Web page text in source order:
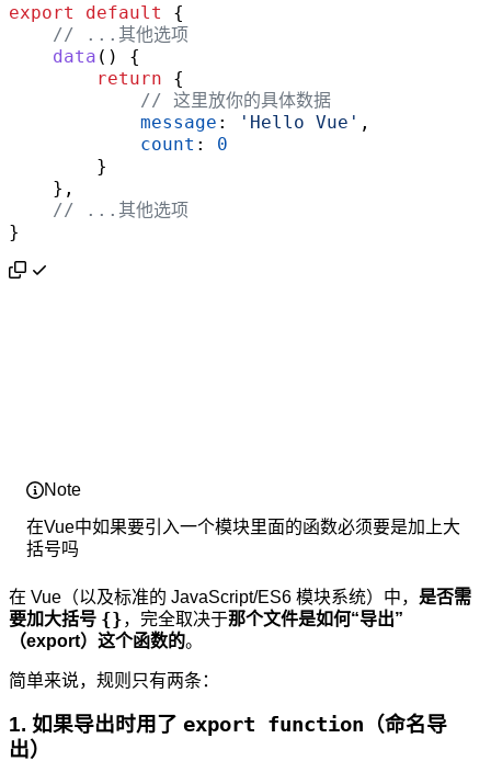
export default
{
// ...其他选项
data ( )
{
return
{
// 这里放你的具体数据
message : 'Hello Vue' ,
count : 0
}
} ,
// ...其他选项
}
Note
在Vue中如果要引入一个模块里面的函数必须要是加上大
括号吗
在 Vue（以及标准的 JavaScript/ES6 模块系统）中， 是否需
要加大括号 {}，完全取决于那个文件是如何“导出”
（export）这个函数的。
简单来说，规则只有两条：
1. 如果导出时用了 export function （命名导
出）